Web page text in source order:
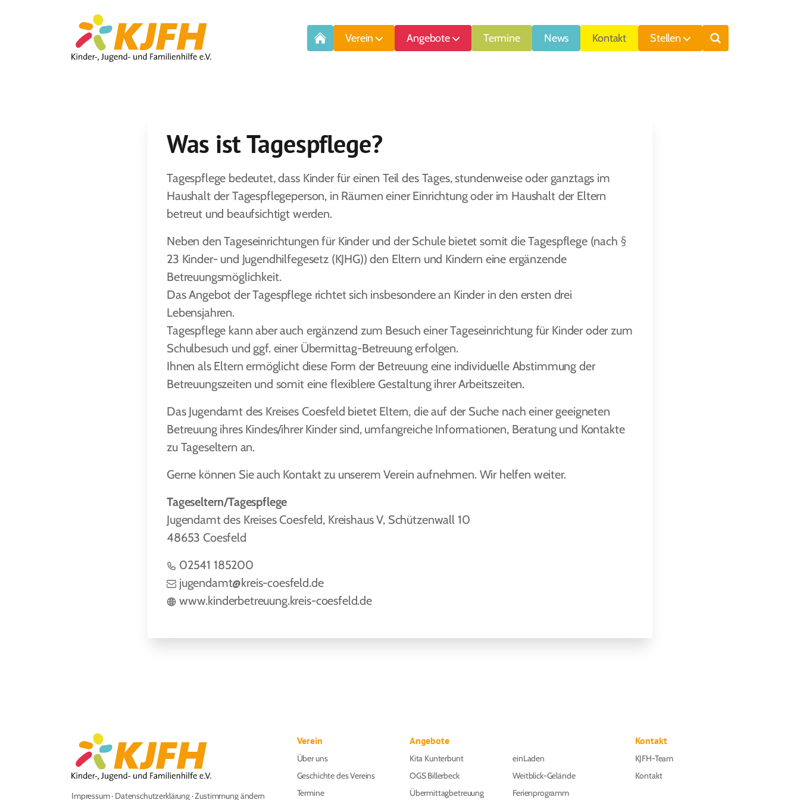
Verein Angebote Termine News Kontakt Stellen
Suche
Was ist Tagespflege?
Tagespflege bedeutet, dass Kinder für einen Teil des Tages, stundenweise oder ganztags im
Haushalt der Tagespflegeperson, in Räumen einer Einrichtung oder im Haushalt der Eltern
betreut und beaufsichtigt werden.
Neben den Tageseinrichtungen für Kinder und der Schule bietet somit die Tagespflege (nach §
23 Kinder- und Jugendhilfegesetz (KJHG)) den Eltern und Kindern eine ergänzende
Betreuungsmöglichkeit.
Das Angebot der Tagespflege richtet sich insbesondere an Kinder in den ersten drei
Lebensjahren.
Tagespflege kann aber auch ergänzend zum Besuch einer Tageseinrichtung für Kinder oder zum
Schulbesuch und ggf. einer Übermittag-Betreuung erfolgen.
Ihnen als Eltern ermöglicht diese Form der Betreuung eine individuelle Abstimmung der
Betreuungszeiten und somit eine flexiblere Gestaltung ihrer Arbeitszeiten.
Das Jugendamt des Kreises Coesfeld bietet Eltern, die auf der Suche nach einer geeigneten
Betreuung ihres Kindes/ihrer Kinder sind, umfangreiche Informationen, Beratung und Kontakte
zu Tageseltern an.
Gerne können Sie auch Kontakt zu unserem Verein aufnehmen. Wir helfen weiter.
Tageseltern/Tagespflege
Jugendamt des Kreises Coesfeld, Kreishaus V, Schützenwall 10
48653 Coesfeld
02541 185200
jugendamt@kreis-coesfeld.de
www.kinderbetreuung.kreis-coesfeld.de
Impressum· Datenschutzerklärung·Zustimmung ändern
Verein
Über uns
Geschichte des Vereins
Termine
Angebote
Kita Kunterbunt
OGS Billerbeck
Übermittagbetreuung
einLaden
Weitblick-Gelände
Ferienprogramm
Kontakt
KJFH-Team
Kontakt